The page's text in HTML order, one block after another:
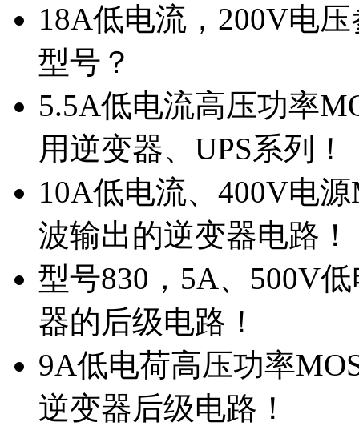
18A低电流，200V电
型号？
5.5A低电流高压功率
用逆变器、UPS系列！
10A低电流、400V电
波输出的逆变器电路！
型号830，5A、500V
器的后级电路！
9A低电荷高压功率
逆变器后级电路！